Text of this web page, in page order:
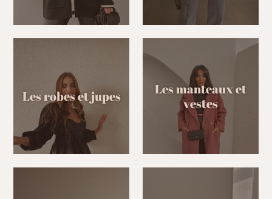
Les robes et jupes
Les manteaux et
vestes